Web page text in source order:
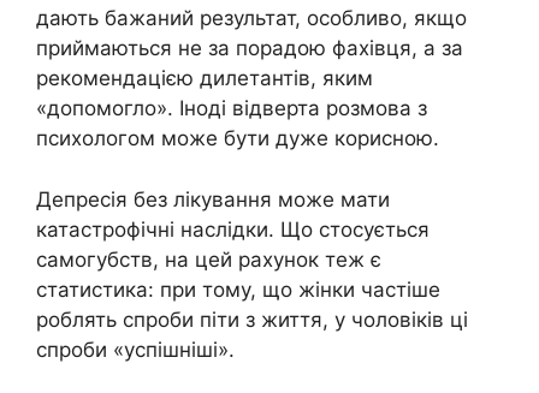
дають бажаний результат, особливо, якщо
приймаються не за порадою фахівця, а за
рекомендацією дилетантів, яким
«допомогло». Іноді відверта розмова з
психологом може бути дуже корисною.
Депресія без лікування може мати
катастрофічні наслідки. Що стосується
самогубств, на цей рахунок теж є
статистика: при тому, що жінки частіше
роблять спроби піти з життя, у чоловіків ці
спроби «успішніші».